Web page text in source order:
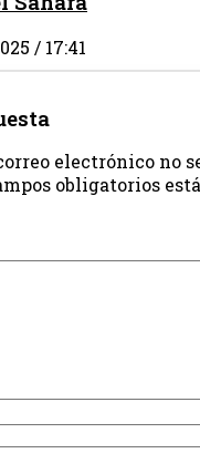
/ 17:41
electrónico no
obligatorios